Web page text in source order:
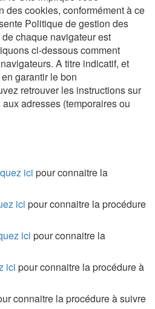
des cookies, conformément à ce
Politique de gestion des
chaque navigateur est
ci-dessous comment
A titre indicatif, et
garantir le bon
retrouver les instructions sur
adresses (temporaires ou
ici pour connaitre la
ici pour connaitre la procédure
ici pour connaitre la
ici pour connaitre la procédure à
connaitre la procédure à suivre